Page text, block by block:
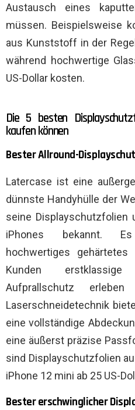
Austausch eines
müssen. Beispielsweise
aus Kunststoff in der
während hochwertige
US-Dollar kosten.
Die 5 besten
kaufen können
Bester Allround-
Latercase ist eine
dünnste Handyhülle der
seine Displayschutzfolien
iPhones bekannt.
hochwertiges
Kunden
Aufprallschutz
Laserschneidetechnik
eine vollständige
eine äußerst präzise
sind Displayschutzfolien
iPhone 12 mini ab 25 US-
Bester erschwinglicher